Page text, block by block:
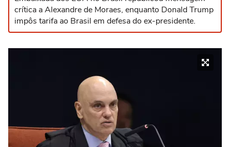
crítica a Alexandre de Moraes, enquanto Donald Trump
impôs tarifa ao Brasil em defesa do ex-presidente.